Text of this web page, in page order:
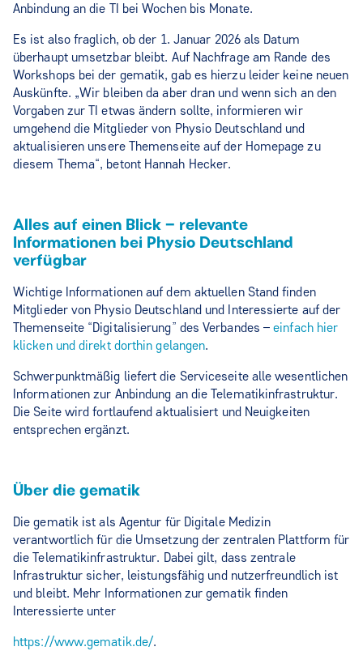
Anbindung an die TI bei Wochen bis Monate.
Es ist also fraglich, ob der 1. Januar 2026 als Datum
überhaupt umsetzbar bleibt. Auf Nachfrage am Rande des
Workshops bei der gematik, gab es hierzu leider keine neuen
Auskünfte. „Wir bleiben da aber dran und wenn sich an den
Vorgaben zur TI etwas ändern sollte, informieren wir
umgehend die Mitglieder von Physio Deutschland und
aktualisieren unsere Themenseite auf der Homepage zu
diesem Thema“, betont Hannah Hecker.
Alles auf einen Blick – relevante
Informationen bei Physio Deutschland
verfügbar
Wichtige Informationen auf dem aktuellen Stand finden
Mitglieder von Physio Deutschland und Interessierte auf der
Themenseite “Digitalisierung” des Verbandes –einfach hier
klicken und direkt dorthin gelangen.
Schwerpunktmäßig liefert die Serviceseite alle wesentlichen
Informationen zur Anbindung an die Telematikinfrastruktur.
Die Seite wird fortlaufend aktualisiert und Neuigkeiten
entsprechen ergänzt.
Über die gematik
Die gematik ist als Agentur für Digitale Medizin
verantwortlich für die Umsetzung der zentralen Plattform für
die Telematikinfrastruktur. Dabei gilt, dass zentrale
Infrastruktur sicher, leistungsfähig und nutzerfreundlich ist
und bleibt. Mehr Informationen zur gematik finden
Interessierte unter
https://www.gematik.de/.